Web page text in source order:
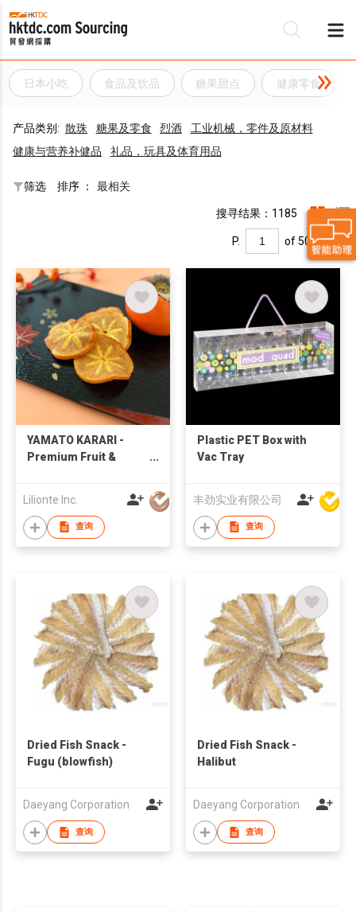
日本小吃 食品及饮品 糖果甜点 健康零食
产品类别: 散珠 糖果及零食 烈酒
工业机械，零件及原材料
健康与营养补健品
礼品，玩具及体育用品
筛选 排序 ： 最相关
搜寻结果：1185
P. of 50
YAMATO KARARI -
Premium Fruit &
Lilionte Inc.
查询
Plastic PET Box with
Vac Tray
丰劲实业有限公司
查询
Dried Fish Snack -
Fugu (blowfish)
Daeyang Corporation
查询
Dried Fish Snack -
Halibut
Daeyang Corporation
查询